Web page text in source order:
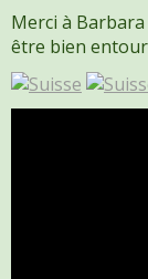
Merci à Barbara
être bien